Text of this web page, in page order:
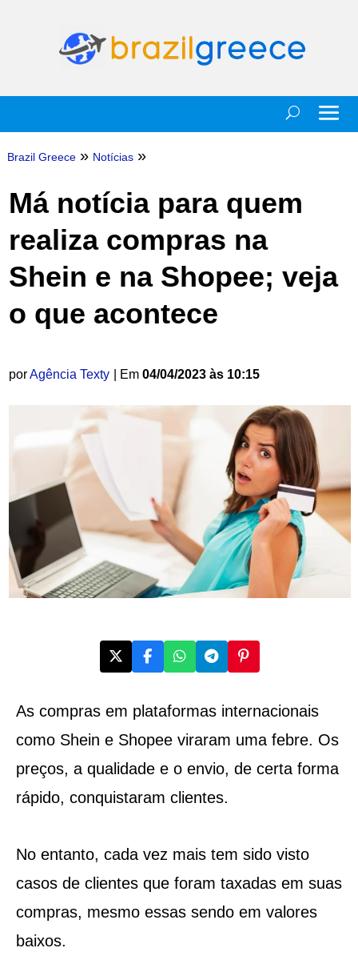
Brazil Greece » Notícias »
Má notícia para quem
realiza compras na
Shein e na Shopee; veja
o que acontece
porAgência Texty | Em 04/04/2023 às 10:15
As compras em plataformas internacionais
como Shein e Shopee viraram uma febre. Os
preços, a qualidade e o envio, de certa forma
rápido, conquistaram clientes.
No entanto, cada vez mais tem sido visto
casos de clientes que foram taxadas em suas
compras, mesmo essas sendo em valores
baixos.